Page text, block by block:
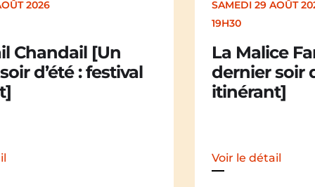
SAMEDI 29 AOÛT 2026
La Malice Family [Un
dernier soir d’été : festival